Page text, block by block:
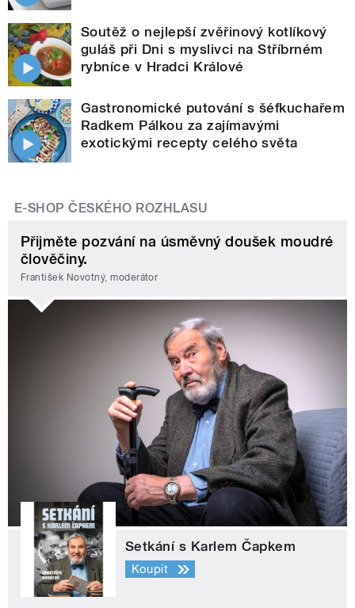
Soutěž o nejlepší zvěřinový kotlíkový
guláš při Dni s myslivci na Stříbrném
rybníce v Hradci Králové
Gastronomické putování s šéfkuchařem
Radkem Pálkou za zajímavými
exotickými recepty celého světa
E-SHOP ČESKÉHO ROZHLASU
Přijměte pozvání na úsměvný doušek moudré
člověčiny.
František Novotný, moderátor
Setkání s Karlem Čapkem
Koupit